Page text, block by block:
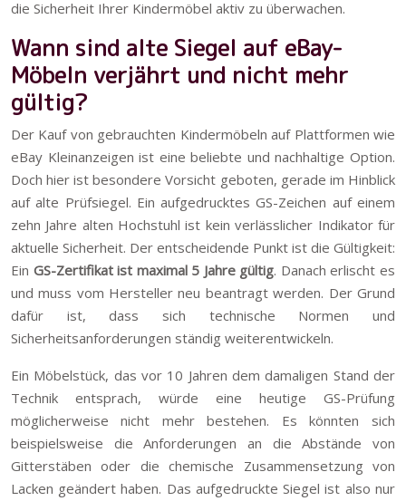
die Sicherheit Ihrer Kindermöbel aktiv zu überwachen.
Wann sind alte Siegel auf eBay-
Möbeln verjährt und nicht mehr
gültig?
Der Kauf von gebrauchten Kindermöbeln auf Plattformen wie
eBay Kleinanzeigen ist eine beliebte und nachhaltige Option.
Doch hier ist besondere Vorsicht geboten, gerade im Hinblick
auf alte Prüfsiegel. Ein aufgedrucktes GS-Zeichen auf einem
zehn Jahre alten Hochstuhl ist kein verlässlicher Indikator für
aktuelle Sicherheit. Der entscheidende Punkt ist die Gültigkeit:
Ein GS-Zertifikat ist maximal 5 Jahre gültig. Danach erlischt es
und muss vom Hersteller neu beantragt werden. Der Grund
dafür ist, dass sich technische Normen und
Sicherheitsanforderungen ständig weiterentwickeln.
Ein Möbelstück, das vor 10 Jahren dem damaligen Stand der
Technik entsprach, würde eine heutige GS-Prüfung
möglicherweise nicht mehr bestehen. Es könnten sich
beispielsweise die Anforderungen an die Abstände von
Gitterstäben oder die chemische Zusammensetzung von
Lacken geändert haben. Das aufgedruckte Siegel ist also nur